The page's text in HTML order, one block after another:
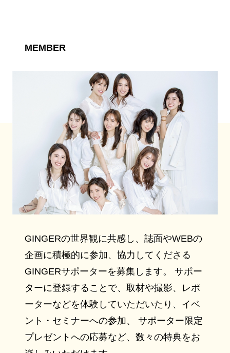
MEMBER
GINGERの世界観に共感し、誌面やWEBの
企画に積極的に参加、協力してくださる
GINGERサポーターを募集します。 サポー
ターに登録することで、取材や撮影、レポ
ーターなどを体験していただいたり、イベ
ント・セミナーへの参加、 サポーター限定
プレゼントへの応募など、数々の特典をお